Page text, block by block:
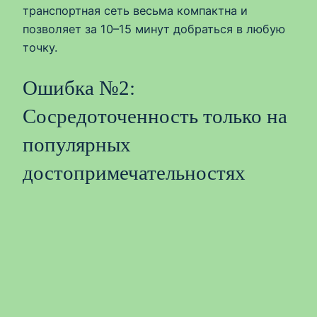
транспортная сеть весьма компактна и
позволяет за 10–15 минут добраться в любую
точку.
Ошибка №2:
Сосредоточенность только на
популярных
достопримечательностях